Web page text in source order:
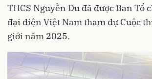
THCS Nguyễn Du đã được Ban Tổ
đại diện Việt Nam tham dự Cuộc
giới năm 2025.